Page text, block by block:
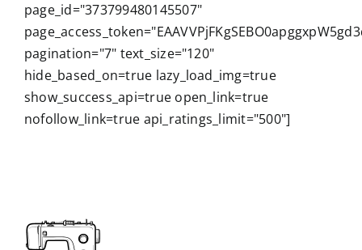
page_id="373799480145507"
pagination="7" text_size="120"
hide_based_on=true lazy_load_img=true
show_success_api=true open_link=true
nofollow_link=true api_ratings_limit="500"]